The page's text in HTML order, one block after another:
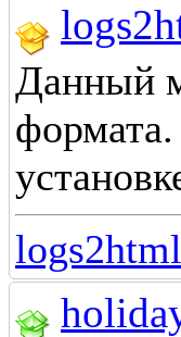
Данный